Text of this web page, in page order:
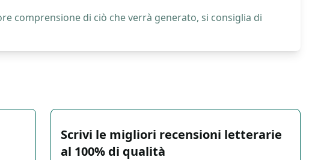
comprensione di ciò che verrà generato, si consiglia di
Scrivi le migliori recensioni letterarie
al 100% di qualità